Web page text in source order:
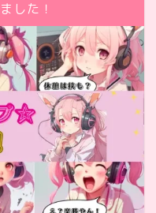
した！